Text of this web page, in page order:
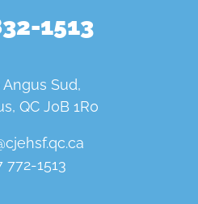
1513
Angus Sud,
QC J0B 1R0
772-1513